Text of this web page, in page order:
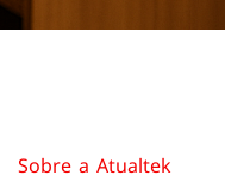
Sobre a Atualtek